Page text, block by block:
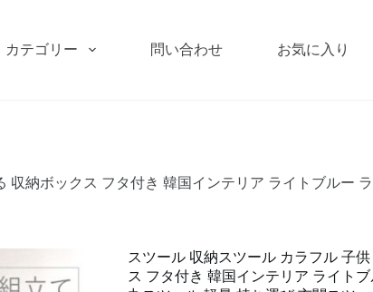
カテゴリー 問い合わせ お気に入り
納ボックス フタ付き 韓国インテリア ライトブルー
スツール 収納スツール カラフル 子
ス フタ付き 韓国インテリア ライト